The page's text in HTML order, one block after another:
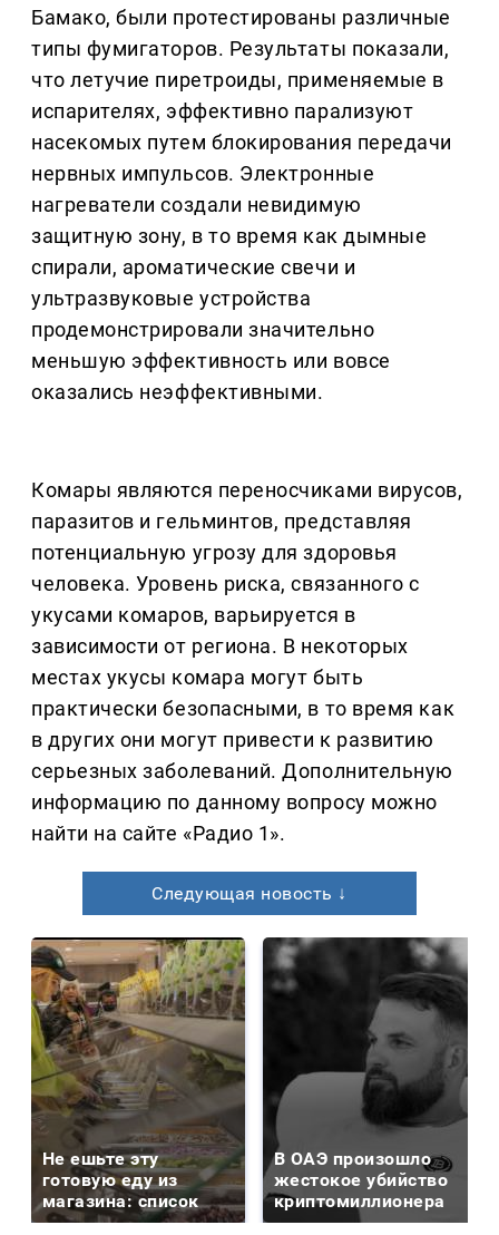
Бамако, были протестированы различные
типы фумигаторов. Результаты показали,
что летучие пиретроиды, применяемые в
испарителях, эффективно парализуют
насекомых путем блокирования передачи
нервных импульсов. Электронные
нагреватели создали невидимую
защитную зону, в то время как дымные
спирали, ароматические свечи и
ультразвуковые устройства
продемонстрировали значительно
меньшую эффективность или вовсе
оказались неэффективными.
Комары являются переносчиками вирусов,
паразитов и гельминтов, представляя
потенциальную угрозу для здоровья
человека. Уровень риска, связанного с
укусами комаров, варьируется в
зависимости от региона. В некоторых
местах укусы комара могут быть
практически безопасными, в то время как
в других они могут привести к развитию
серьезных заболеваний. Дополнительную
информацию по данному вопросу можно
найти на сайте «Радио 1».
Следующая новость ↓
Не ешьте эту
готовую еду из
магазина: список
В ОАЭ произошло
жестокое убийство
криптомиллионера